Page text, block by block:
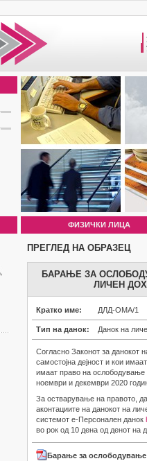
ФИЗИЧКИ ЛИЦА
ПРЕГЛЕД НА ОБРАЗЕЦ
БАРАЊЕ ЗА
ЛИЧЕН
Кратко име: ДЛД-ОМА/1
Тип на данок: Данок на
Согласно Законот за данокот
самостојна дејност и кои
имаат право на ослободување
ноември и декември 2020
За остварување на правото,
аконтациите на данокот на
системот е-Персонален данок
во рок од 10 дена од денот на
Барање за ослободување